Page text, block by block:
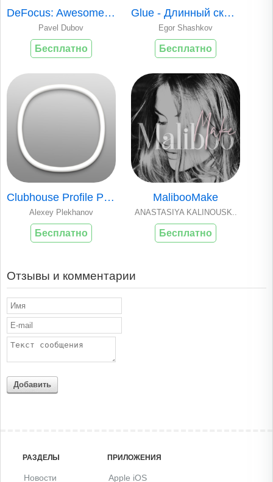
DeFocus: Awesome Blurry Photos
Pavel Dubov
Бесплатно
Glue - Длинный скриншот
Egor Shashkov
Бесплатно
Clubhouse Profile Picture Ring
Alexey Plekhanov
Бесплатно
MalibooMake
ANASTASIYA KALINOUSK..
Бесплатно
Отзывы и комментарии
Добавить
РАЗДЕЛЫ
Новости
ПРИЛОЖЕНИЯ
Apple iOS